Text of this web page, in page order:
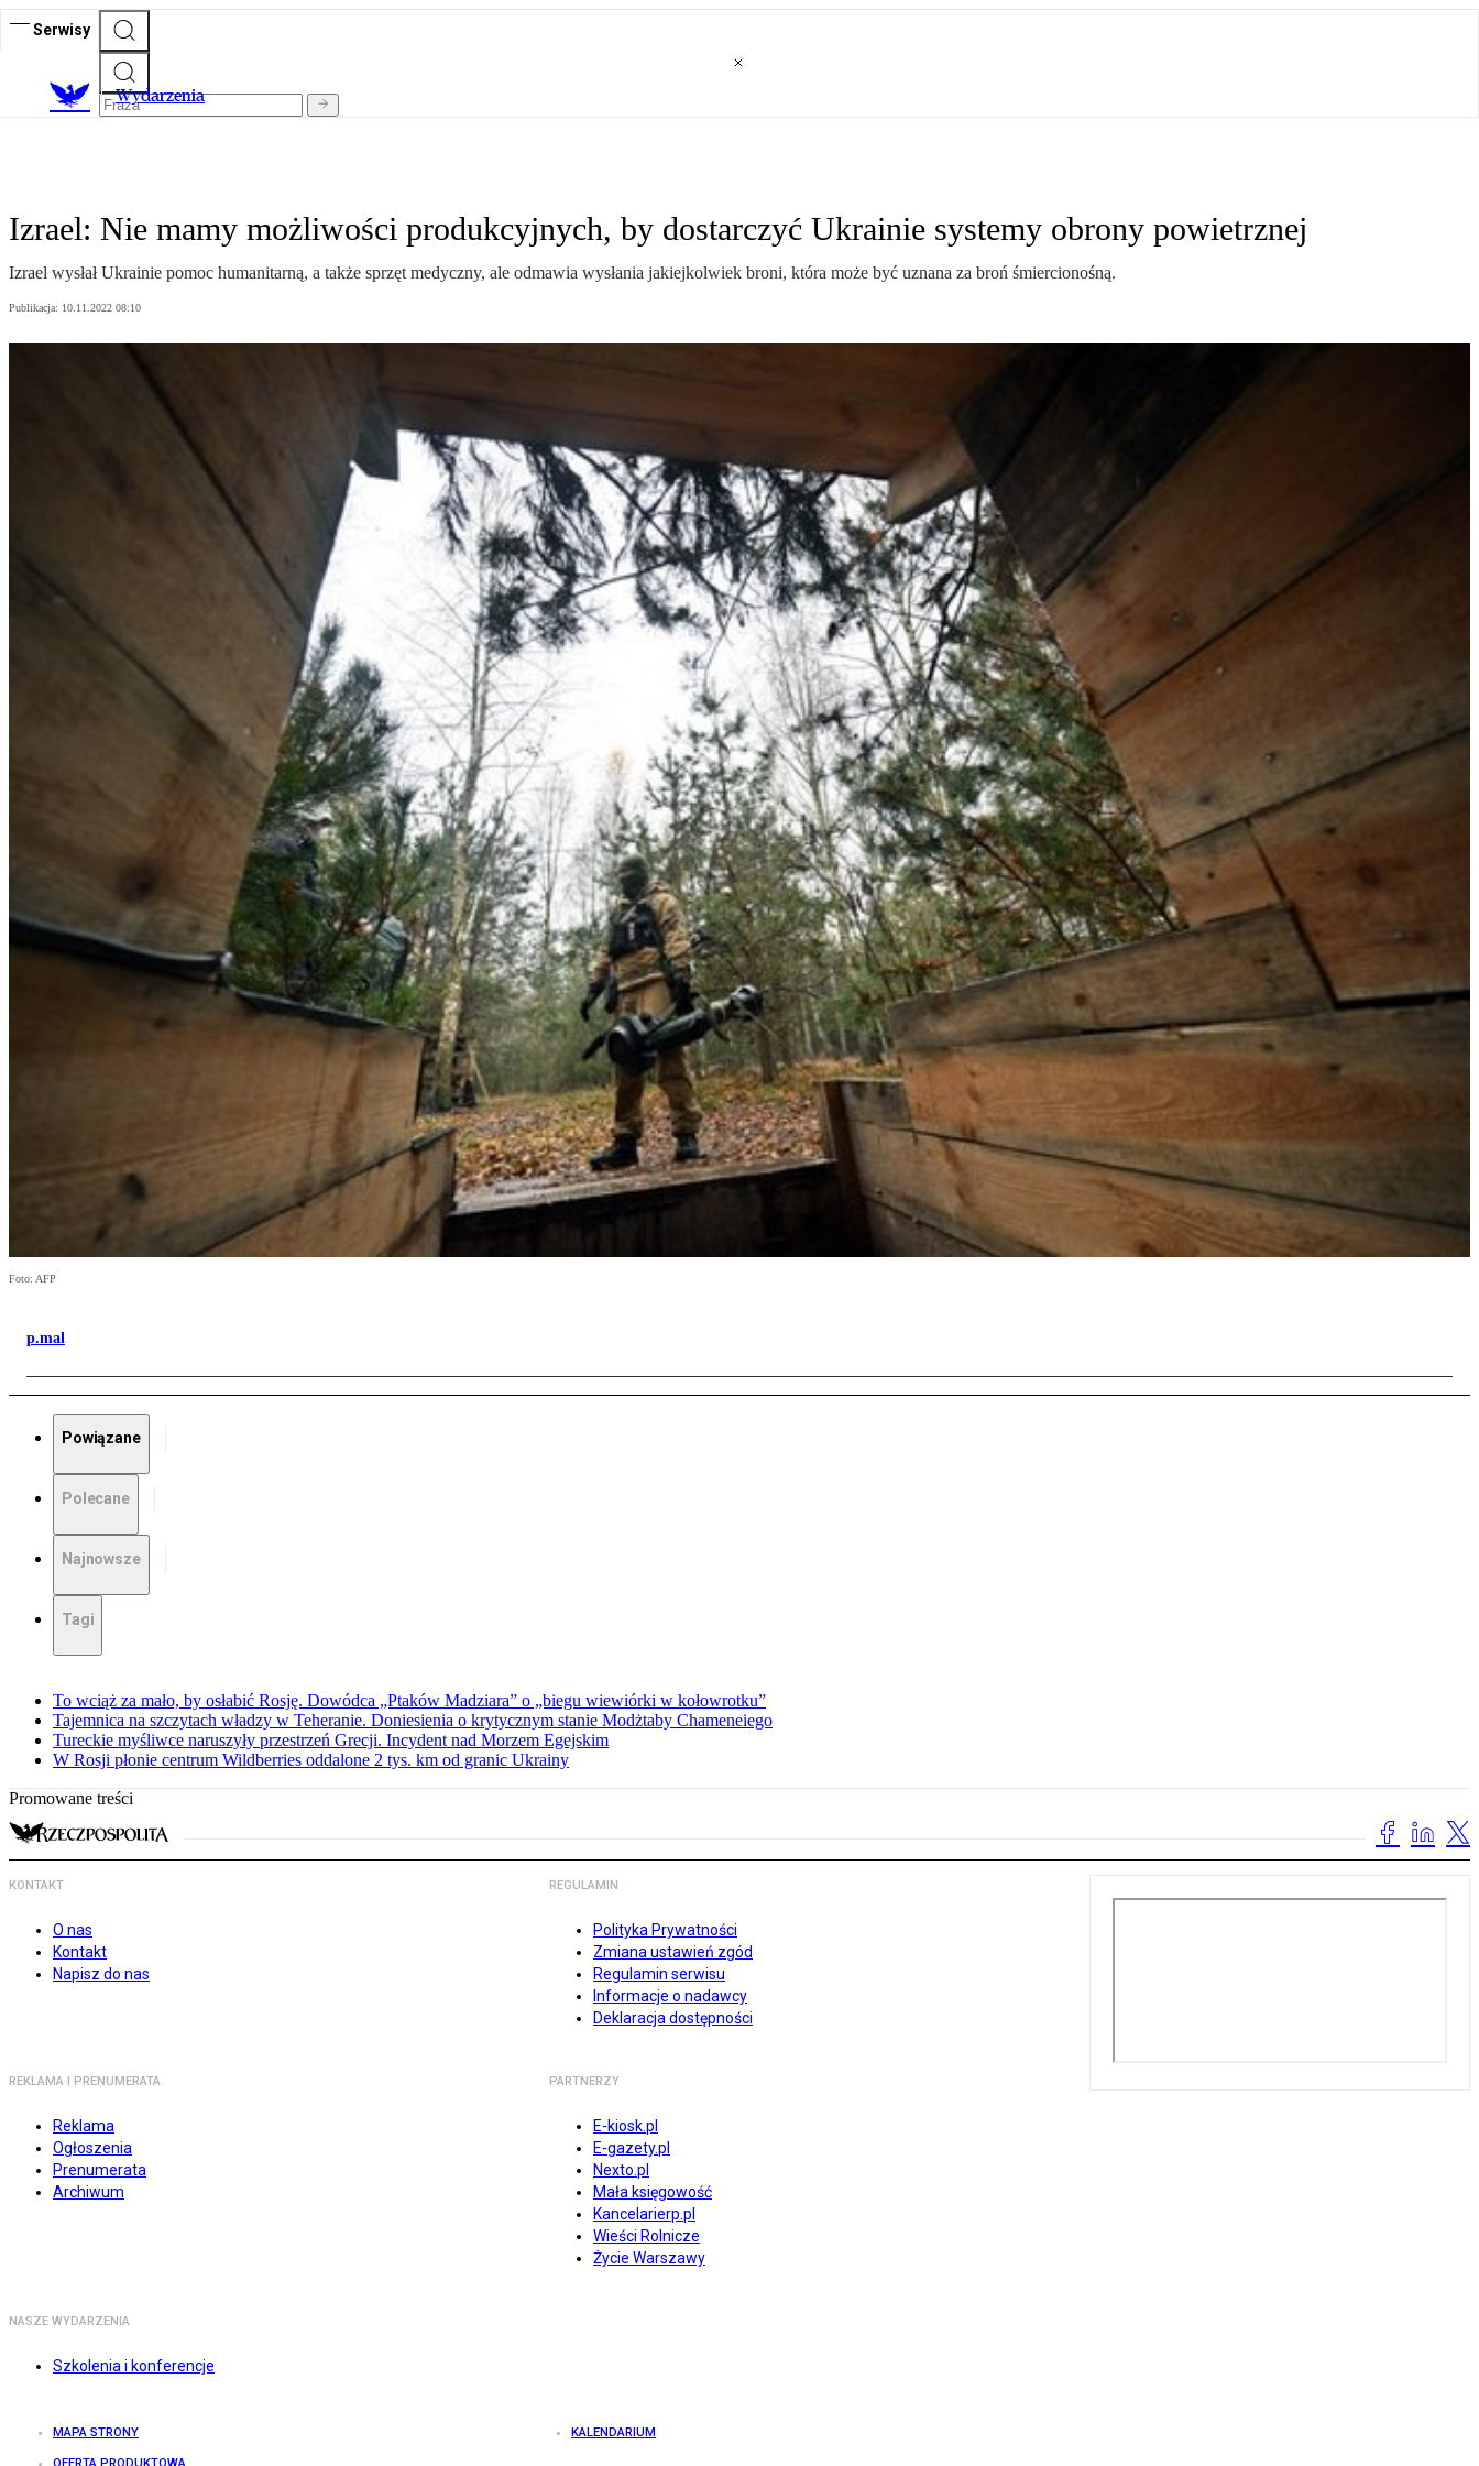
Serwisy
Wydarzenia
Izrael: Nie mamy możliwości produkcyjnych, by dostarczyć Ukrainie systemy obrony powietrznej
Izrael wysłał Ukrainie pomoc humanitarną, a także sprzęt medyczny, ale odmawia wysłania jakiejkolwiek broni, która może być uznana za broń śmiercionośną.
Publikacja: 10.11.2022 08:10
Foto: AFP
p.mal
Powiązane
Polecane
Najnowsze
Tagi
To wciąż za mało, by osłabić Rosję. Dowódca „Ptaków Madziara” o „biegu wiewiórki w kołowrotku”
Tajemnica na szczytach władzy w Teheranie. Doniesienia o krytycznym stanie Modżtaby Chameneiego
Tureckie myśliwce naruszyły przestrzeń Grecji. Incydent nad Morzem Egejskim
W Rosji płonie centrum Wildberries oddalone 2 tys. km od granic Ukrainy
Promowane treści
KONTAKT
O nas
Kontakt
Napisz do nas
REGULAMIN
Polityka Prywatności
Zmiana ustawień zgód
Regulamin serwisu
Informacje o nadawcy
Deklaracja dostępności
REKLAMA I PRENUMERATA
Reklama
Ogłoszenia
Prenumerata
Archiwum
PARTNERZY
E-kiosk.pl
E-gazety.pl
Nexto.pl
Mała księgowość
Kancelarierp.pl
Wieści Rolnicze
Życie Warszawy
NASZE WYDARZENIA
Szkolenia i konferencje
MAPA STRONY KALENDARIUM